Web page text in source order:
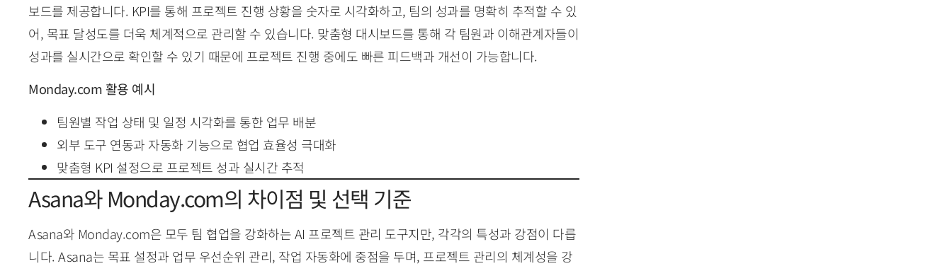
보드를 제공합니다. KPI를 통해 프로젝트 진행 상황을 숫자로 시각화하고, 팀의 성과를 명확히 추적할 수 있
어, 목표 달성도를 더욱 체계적으로 관리할 수 있습니다. 맞춤형 대시보드를 통해 각 팀원과 이해관계자들이
성과를 실시간으로 확인할 수 있기 때문에 프로젝트 진행 중에도 빠른 피드백과 개선이 가능합니다.
Monday.com 활용 예시
팀원별 작업 상태 및 일정 시각화를 통한 업무 배분
외부 도구 연동과 자동화 기능으로 협업 효율성 극대화
맞춤형 KPI 설정으로 프로젝트 성과 실시간 추적
Asana와 Monday.com의 차이점 및 선택 기준
Asana와 Monday.com은 모두 팀 협업을 강화하는 AI 프로젝트 관리 도구지만, 각각의 특성과 강점이 다릅
니다. Asana는 목표 설정과 업무 우선순위 관리, 작업 자동화에 중점을 두며, 프로젝트 관리의 체계성을 강